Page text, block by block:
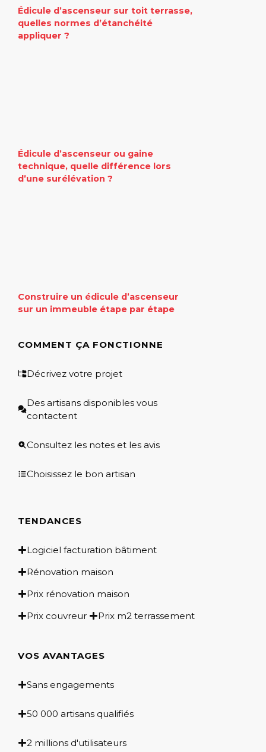
Édicule d’ascenseur sur toit terrasse,
quelles normes d’étanchéité
appliquer ?
Édicule d’ascenseur ou gaine
technique, quelle différence lors
d’une surélévation ?
Construire un édicule d’ascenseur
sur un immeuble étape par étape
COMMENT ÇA FONCTIONNE
Décrivez votre projet
Des artisans disponibles vous
contactent
Consultez les notes et les avis
Choisissez le bon artisan
TENDANCES
Logiciel facturation bâtiment
Rénovation maison
Prix rénovation maison
Prix couvreur
Prix m2 terrassement
VOS AVANTAGES
Sans engagements
50 000 artisans qualifiés
2 millions d'utilisateurs